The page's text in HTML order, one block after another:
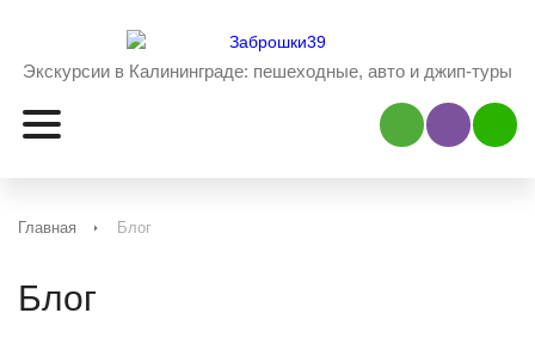
Экскурсии в Калининграде: пешеходные, авто и джип-туры
Наш ViberНаш
Главная Блог
Блог